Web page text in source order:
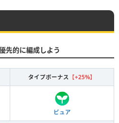
先的に編成しよう
タイプボーナス 【+25%】
ピュア